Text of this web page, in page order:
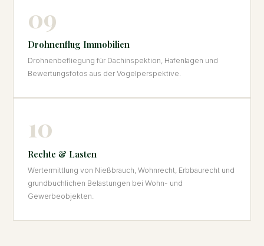
09
Drohnenflug Immobilien
Drohnenbefliegung für Dachinspektion, Hafenlagen und
Bewertungsfotos aus der Vogelperspektive.
10
Rechte & Lasten
Wertermittlung von Nießbrauch, Wohnrecht, Erbbaurecht und
grundbuchlichen Belastungen bei Wohn- und
Gewerbeobjekten.